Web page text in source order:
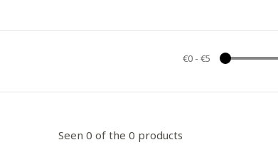
€0- €5
Seen 0 of the 0 products